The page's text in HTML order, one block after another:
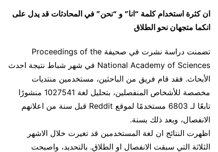
ان كثرة استخدام كلمة “انا” و “نحن” في المحادثات قد يدل على
انكما متجهان نحو الطلاق
تضمنت دراسة نشرت في صحيفة Proceedings of the
National Academy of Sciences في شهر شباط نتيجة احدث
الأبحاث. فقد قام فريق من الباحثين، مستخدمين منتديات
مخصصة للأشخاص المنفصلين، بتحليل لغة 1027541 منشورًا
تابعًا لـ 6803 مستخدمًا لموقع Reddit قبل سنة من اعلانهم
الانفصال، وبعد ذلك بسنة.
اظهرت النتائج ان لغة المستخدمين قد تغيرت خلال الاشهر
الثلاثة التي سبقت الانفصال او الطلاق. بالتحديد، واصبحت